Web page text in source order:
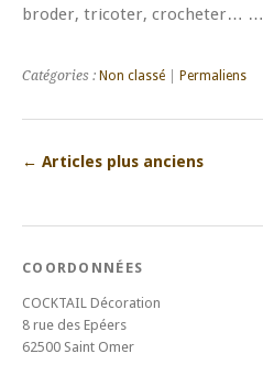
broder, tricoter, crocheter… …
Catégories : Non classé Permaliens
← Articles plus anciens
COORDONNÉES
COCKTAIL Décoration
8 rue des Epéers
62500 Saint Omer